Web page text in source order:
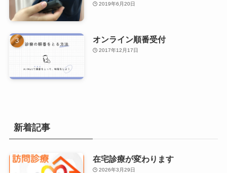
2019年6月20日
オンライン順番受付
2017年12月17日
新着記事
在宅診療が変わります
2026年3月29日